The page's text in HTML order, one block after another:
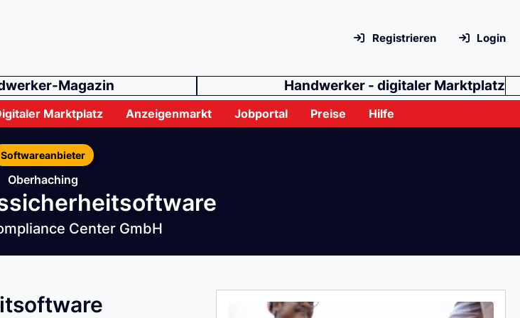
Registrieren Login
Magazin Handwerker - digitaler Marktplatz
Marktplatz Anzeigenmarkt Jobportal Preise Hilfe
Softwareanbieter
Oberhaching
Center GmbH